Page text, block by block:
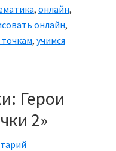
, онлайн,
онлайн,
, учимся
Герои
2»